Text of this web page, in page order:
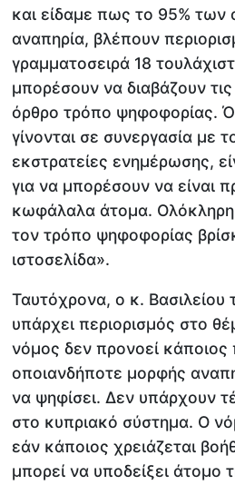
και είδαμε πως το 95% των
αναπηρία, βλέπουν
γραμματοσειρά 18
μπορέσουν να διαβάζουν τις
όρθρο τρόπο ψηφοφορίας.
γίνονται σε συνεργασία με
εκστρατείες ενημέρωσης,
για να μπορέσουν να είναι
κωφάλαλα άτομα.
τον τρόπο ψηφοφορίας
ιστοσελίδα».
Ταυτόχρονα, ο κ. Βασιλείου
υπάρχει περιορισμός στο
νόμος δεν προνοεί κάποιος
οποιανδήποτε μορφής
να ψηφίσει. Δεν υπάρχουν
στο κυπριακό σύστημα. Ο
εάν κάποιος χρειάζεται
μπορεί να υποδείξει άτομο